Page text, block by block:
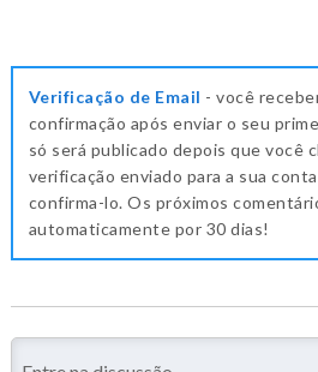
Verificação de Email - você
confirmação após enviar o seu
só será publicado depois que você
verificação enviado para a sua
confirma-lo. Os próximos
automaticamente por 30 dias!